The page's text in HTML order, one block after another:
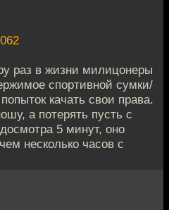
раз в жизни милицонеры
спортивной сумки/
качать свои права.
а потерять пусть с
5 минут, оно
несколько часов с